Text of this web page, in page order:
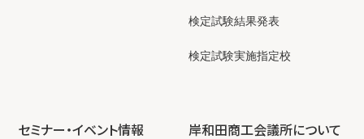
検定試験結果発表
検定試験実施指定校
セミナー・イベント情報 岸和田商工会議所について